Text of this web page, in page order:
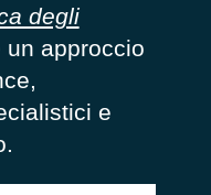
degli
approccio
e